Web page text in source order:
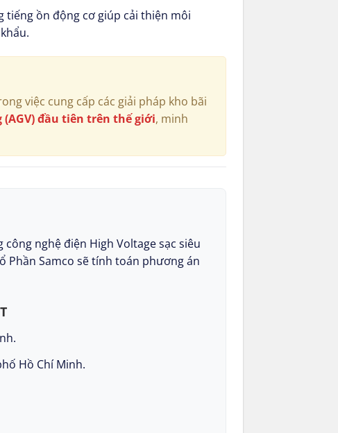
tiếng ồn động cơ giúp cải thiện môi
việc cung cấp các giải pháp kho bãi
đầu tiên trên thế giới, minh
nghệ điện High Voltage sạc siêu
Phần Samco sẽ tính toán phương án
Hồ Chí Minh.